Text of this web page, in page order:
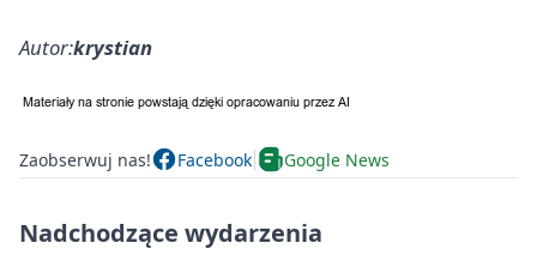
Autor:krystian
Zaobserwuj nas! Facebook Google News
Nadchodzące wydarzenia